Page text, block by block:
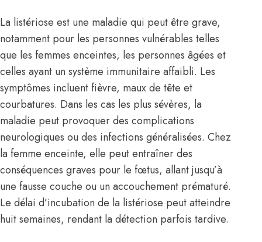
La listériose est une maladie qui peut être grave,
notamment pour les personnes vulnérables telles
que les femmes enceintes, les personnes âgées et
celles ayant un système immunitaire affaibli. Les
symptômes incluent fièvre, maux de tête et
courbatures. Dans les cas les plus sévères, la
maladie peut provoquer des complications
neurologiques ou des infections généralisées. Chez
la femme enceinte, elle peut entraîner des
conséquences graves pour le fœtus, allant jusqu’à
une fausse couche ou un accouchement prématuré.
Le délai d’incubation de la listériose peut atteindre
huit semaines, rendant la détection parfois tardive.